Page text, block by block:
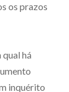
os prazos
há
inquérito